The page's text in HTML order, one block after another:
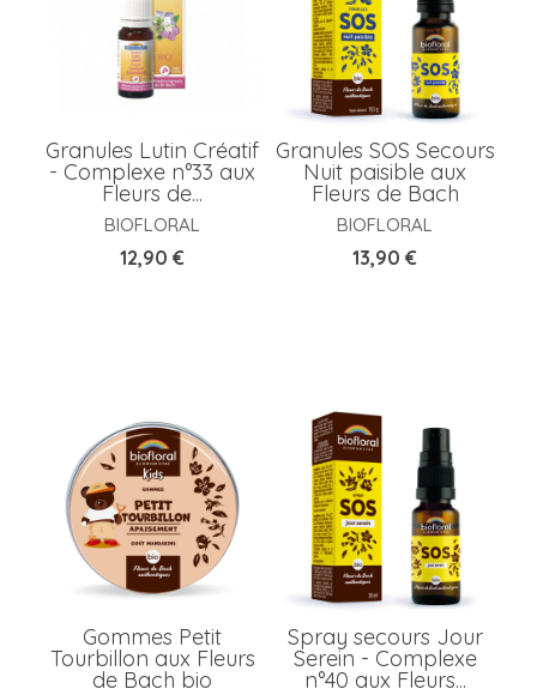
Granules Lutin Créatif
- Complexe n°33 aux
Fleurs de...
BIOFLORAL
Prix
12,90 €
Granules SOS Secours
Nuit paisible aux
Fleurs de Bach
BIOFLORAL
Prix
13,90 €
Gommes Petit
Tourbillon aux Fleurs
de Bach bio
Spray secours Jour
Serein - Complexe
n°40 aux Fleurs...